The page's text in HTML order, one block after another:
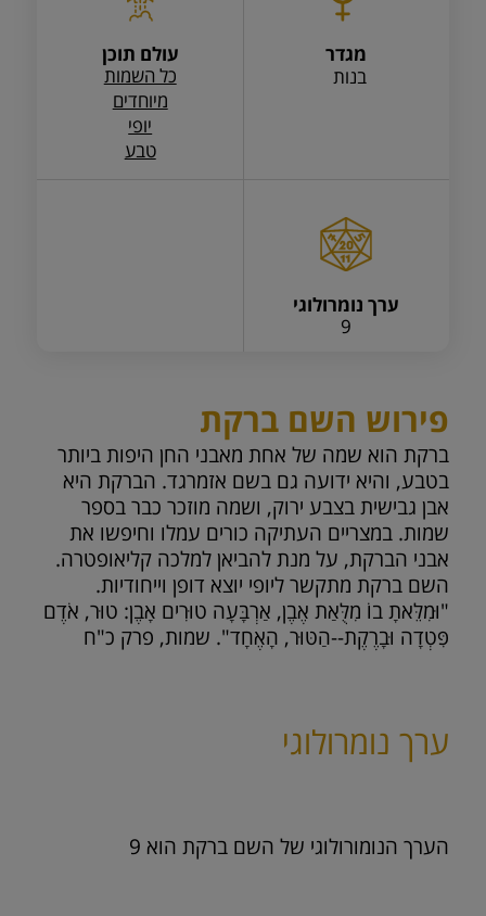
מגדר
בנות
עולם תוכן
כל השמות
מיוחדים
יופי
טבע
ערך נומרולוגי
9
פירוש השם ברקת
ברקת הוא שמה של אחת מאבני החן היפות ביותר
בטבע, והיא ידועה גם בשם אזמרגד. הברקת היא
אבן גבישית בצבע ירוק, ושמה מוזכר כבר בספר
שמות. במצריים העתיקה כורים עמלו וחיפשו את
אבני הברקת, על מנת להביאן למלכה קליאופטרה.
השם ברקת מתקשר ליופי יוצא דופן וייחודיות.
"וּמִלֵּאתָ בוֹ מִלֻּאַת אֶבֶן, אַרְבָּעָה טוּרִים אָבֶן: טוּר, אֹדֶם
פִּטְדָה וּבָרֶקֶת--הַטּוּר, הָאֶחָד". שמות, פרק כ"ח
ערך נומרולוגי
הערך הנומורולוגי של השם ברקת הוא 9